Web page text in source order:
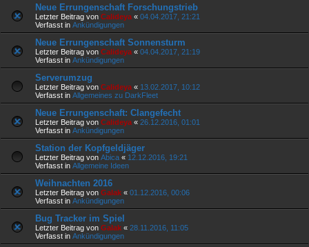
Neue Errungenschaft Forschungstrieb
Letzter Beitrag von Calideya « 04.04.2017, 21:21
Verfasst in Ankündigungen
Neue Errungenschaft Sonnensturm
Letzter Beitrag von Calideya « 04.04.2017, 21:19
Verfasst in Ankündigungen
Serverumzug
Letzter Beitrag von Calideya « 13.02.2017, 10:12
Verfasst in Allgemeines zu DarkFleet
Neue Errungenschaft: Clangefecht
Letzter Beitrag von Calideya « 26.12.2016, 01:01
Verfasst in Ankündigungen
Station der Kopfgeldjäger
Letzter Beitrag von Abica « 12.12.2016, 19:21
Verfasst in Allgemeine Ideen
Weihnachten 2016
Letzter Beitrag von Galak « 01.12.2016, 00:06
Verfasst in Ankündigungen
Bug Tracker im Spiel
Letzter Beitrag von Galak « 28.11.2016, 11:05
Verfasst in Ankündigungen